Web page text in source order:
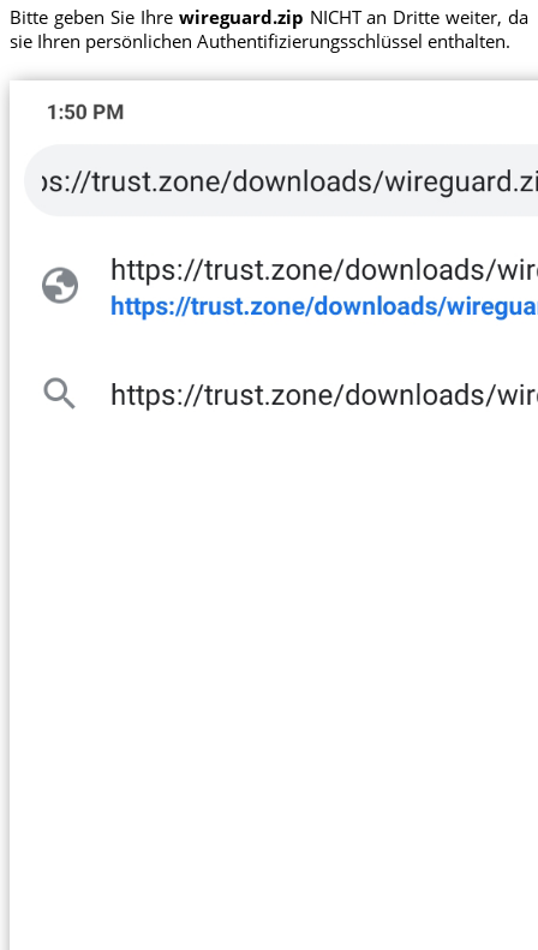
Bitte geben Sie Ihre wireguard.zip NICHT an Dritte weiter, da
sie Ihren persönlichen Authentifizierungsschlüssel enthalten.